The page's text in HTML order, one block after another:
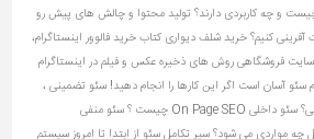
تولید محتوا و چالش های پیش رو
کنیم؟خرید شلف دیواری کتابخرید فالوور اینستاگرام،
سایت فروشگاهیروش های ذخیره عکس و فیلم در اینستاگرام
سئو آسان است اگر این کارها را انجام دهید! سئو تضمینی ،
سئو داخلی On Page SEO چیست ؟
سئو منفی
سیر تکامل سئو از ابتدا تا امروز سیستم